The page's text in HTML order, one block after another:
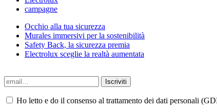
campagne
Occhio alla tua sicurezza
Murales immersivi per la sostenibilità
Safety Back, la sicurezza premia
Electrolux sceglie la realtà aumentata
Ho letto e do il consenso al trattamento dei dati personali